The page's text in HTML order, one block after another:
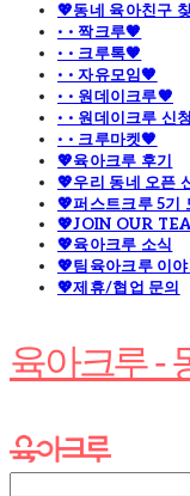
💖동네 육아친구
· · 짝크루🧡
· · 크루톡🧡
· · 자유모임🧡
· · 원데이크루🧡
· · 원데이크루 신
· · 크루마켓🧡
💖육아크루 후기
💖우리 동네 오픈
💖퍼스트크루 5기
💖JOIN OUR
💖육아크루 소식
💖팀육아크루 이야
💖제휴/협업 문의
육아크루 -